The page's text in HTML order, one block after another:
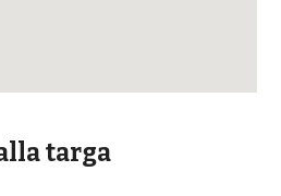
targa